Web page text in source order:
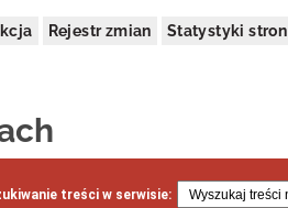
Rejestr zmian Statystyki stron
treści w serwisie: